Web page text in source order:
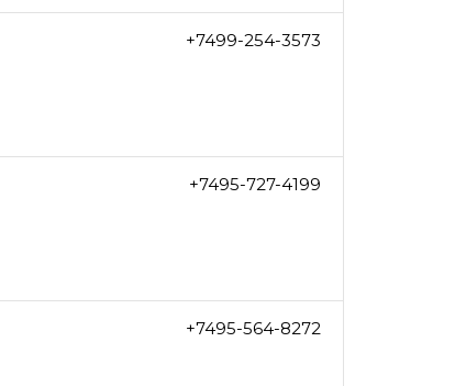
+7499-254-3573
+7495-727-4199
+7495-564-8272